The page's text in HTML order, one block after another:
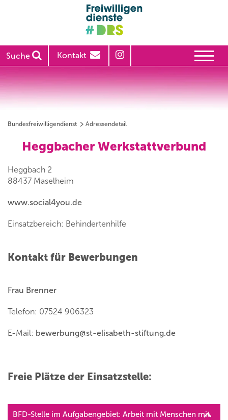
Suche Kontakt
Bundesfreiwilligendienst Adressendetail
Heggbacher Werkstattverbund
Heggbach 2
88437 Maselheim
www.social4you.de
Einsatzbereich: Behindertenhilfe
Kontakt für Bewerbungen
Frau Brenner
Telefon: 07524 906323
E-Mail: bewerbung@st-elisabeth-stiftung.de
Freie Plätze der Einsatzstelle:
BFD-Stelle im Aufgabengebiet: Arbeit mit Menschen mit